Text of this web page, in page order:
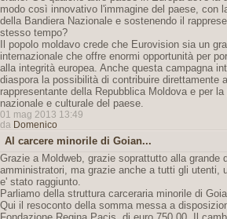
modo così innovativo l'immagine del paese, con
della Bandiera Nazionale e sostenendo il
stesso tempo?
Il popolo moldavo crede che Eurovision sia un
internazionale che offre enormi opportunità per
alla integrità europea. Anche questa campagna
diaspora la possibilità di contribuire direttamente
rappresentante della Repubblica Moldova e per
nazionale e culturale del paese.
01 mag 2013 13:49
da Domenico
Al carcere minorile di Goian...
Grazie a Moldweb, grazie soprattutto alla grande
amministratori, ma grazie anche a tutti gli utenti,
e' stato raggiunto.
Parliamo della struttura carceraria minorile di
Qui il resoconto della somma messa a